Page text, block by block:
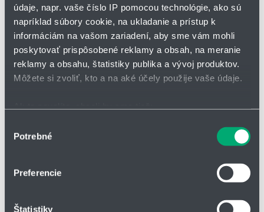
údaje, napr. vaše číslo IP pomocou technológie, ako sú
napríklad súbory cookie, na ukladanie a prístup k
informáciám na vašom zariadení, aby sme vám mohli
poskytovať prispôsobené reklamy a obsah, na meranie
reklamy a obsahu, štatistiky publika a vývoj produktov.
Môžete si zvoliť, kto a na aké účely použije vaše údaje.
polohe s presnosťou na niekoľko metrov
Viac informácií o tom, ako sa spracúvajú vaše osobné
môžete kedykoľvek zmeniť alebo odvolať cez Vyhlásenie
súhlasu
Potrebné
Preferencie
Štatistiky
nový radarový hladinomer Pulsar R80 FMCW